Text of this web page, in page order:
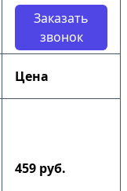
Заказать
звонок
Цена
459 руб.